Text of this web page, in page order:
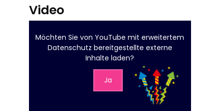
Video
Möchten Sie vonYouTube mit erweitertem
Datenschutz bereitgestellte externe
Inhalte laden?
Ja